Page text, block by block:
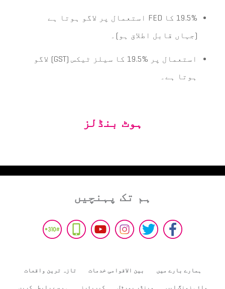
19.5% کا FED استعمال پر لاگو ہوتا ہے
(جہاں قابل اطلاق ہو)۔
استعمال پر %19.5 کا سیلز ٹیکس (GST) لاگو
ہوتا ہے۔
ہوٹ بنڈلز
ہم تک پہنچیں
ہمارے بارے میں بین الاقوامی خدمات تازہ ترین واقعات